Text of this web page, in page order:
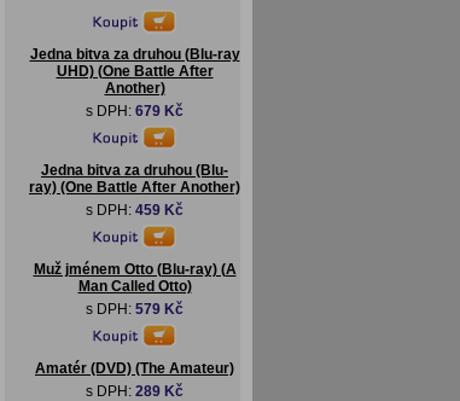
Jedna bitva za druhou (Blu-ray
UHD) (One Battle After
Another)
s DPH: 679 Kč
Jedna bitva za druhou (Blu-
ray) (One Battle After Another)
s DPH: 459 Kč
Muž jménem Otto (Blu-ray) (A
Man Called Otto)
s DPH: 579 Kč
Amatér (DVD) (The Amateur)
s DPH: 289 Kč